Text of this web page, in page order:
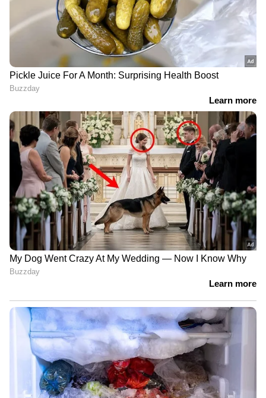
ഷായുടെ മറുപടി കിട്ടാതെ
പ്രതിഷേധം അവസാനിപ്പിക്കില്ലെന്ന്
അഭിമന്യു വധക്കേസ്
പ്രതികൾക്കെതിരെ നിലപാട്
ഹാജരാകണം | Abhimanyu